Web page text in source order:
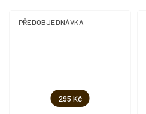
295 Kč
PŘEDOBJEDNÁVKA